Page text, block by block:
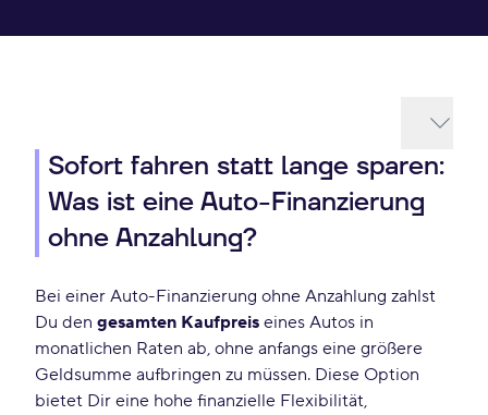
Sofort fahren statt lange sparen:
Was ist eine Auto-Finanzierung
ohne Anzahlung?
Bei einer Auto-Finanzierung ohne Anzahlung zahlst
Du den gesamten Kaufpreis eines Autos in
monatlichen Raten ab, ohne anfangs eine größere
Geldsumme aufbringen zu müssen. Diese Option
bietet Dir eine hohe finanzielle Flexibilität,